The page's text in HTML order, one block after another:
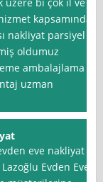
kapsamında
nakliyat parsiyel
oldumuz
ambalajlama
uzman
eve nakliyat
Evden Eve